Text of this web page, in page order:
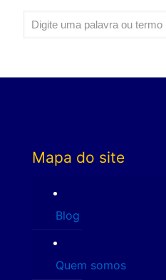
Mapa do site
Blog
Quem somos